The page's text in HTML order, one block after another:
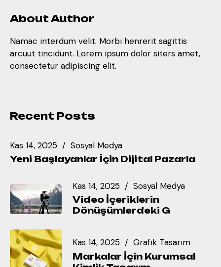
About Author
Namac interdum velit. Morbi henrerit sagittis
arcuut tincidunt. Lorem ipsum dolor siters amet,
consectetur adipiscing elit.
Recent Posts
Kas 14, 2025 Sosyal Medya
Yeni Başlayanlar İçin Dijital Pazarla
Kas 14, 2025 Sosyal Medya
Video İçeriklerin
Dönüşümlerdeki G
Kas 14, 2025 Grafik Tasarım
Markalar İçin Kurumsal